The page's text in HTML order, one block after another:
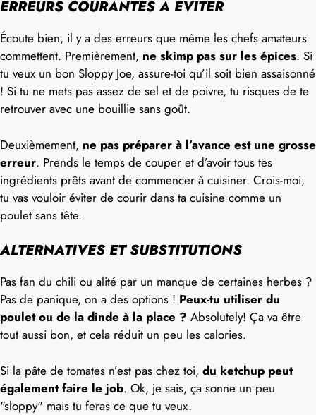
ERREURS COURANTES À ÉVITER
Écoute bien, il y a des erreurs que même les chefs amateurs
commettent. Premièrement, ne skimp pas sur les épices. Si
tu veux un bon Sloppy Joe, assure-toi qu’il soit bien assaisonné
! Si tu ne mets pas assez de sel et de poivre, tu risques de te
retrouver avec une bouillie sans goût.
Deuxièmement, ne pas préparer à l’avance est une grosse
erreur. Prends le temps de couper et d’avoir tous tes
ingrédients prêts avant de commencer à cuisiner. Crois-moi,
tu vas vouloir éviter de courir dans ta cuisine comme un
poulet sans tête.
ALTERNATIVES ET SUBSTITUTIONS
Pas fan du chili ou alité par un manque de certaines herbes ?
Pas de panique, on a des options ! Peux-tu utiliser du
poulet ou de la dinde à la place ? Absolutely! Ça va être
tout aussi bon, et cela réduit un peu les calories.
Si la pâte de tomates n’est pas chez toi, du ketchup peut
également faire le job. Ok, je sais, ça sonne un peu
"sloppy" mais tu feras ce que tu veux.